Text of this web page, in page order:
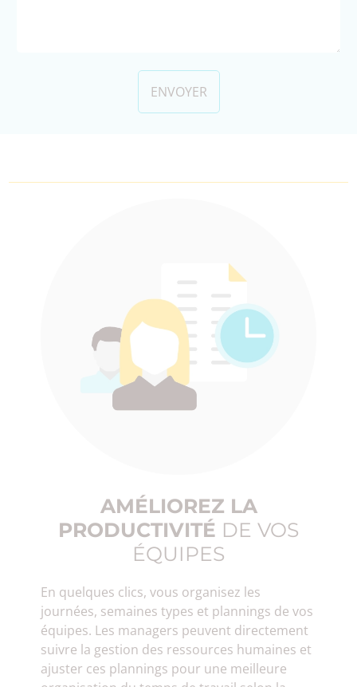
AMÉLIOREZ LA
PRODUCTIVITÉ DE VOS
ÉQUIPES
En quelques clics, vous organisez les
journées, semaines types et plannings de vos
équipes. Les managers peuvent directement
suivre la gestion des ressources humaines et
ajuster ces plannings pour une meilleure